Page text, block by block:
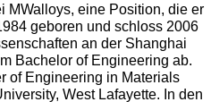
MWalloys, eine Position, die er
geboren und schloss 2006
an der Shanghai
Bachelor of Engineering ab.
of Engineering in Materials
West Lafayette. In den